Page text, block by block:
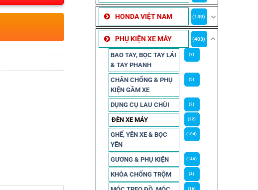
HONDA VIỆT NAM (149)
PHỤ KIỆN XE MÁY (403)
BAO TAY, BỌC TAY LÁI
& TAY PHANH
(7)
CHÂN CHỐNG & PHỤ
KIỆN GẦM XE
(5)
DỤNG CỤ LAU CHÙI (2)
ĐÈN XE MÁY (22)
GHẾ, YÊN XE & BỌC
YÊN
(104)
GƯƠNG & PHỤ KIỆN (146)
KHÓA CHỐNG TRỘM (4)
(16)